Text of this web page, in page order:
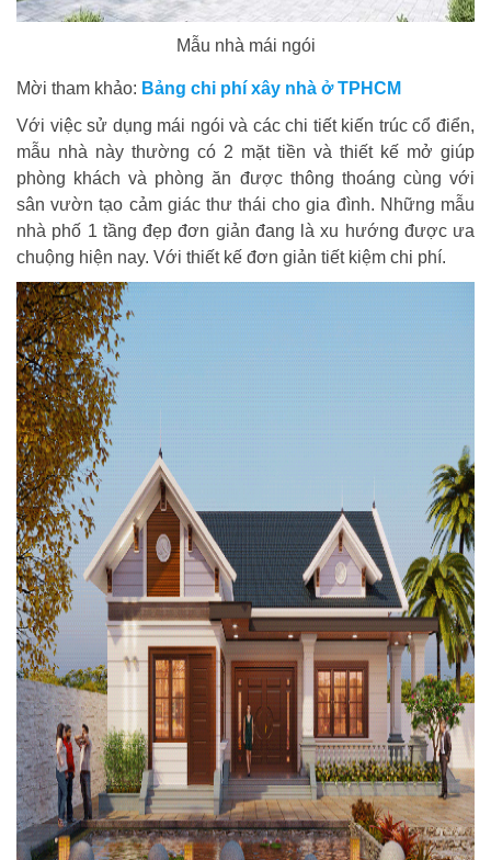
Mẫu nhà mái ngói
Mời tham khảo: Bảng chi phí xây nhà ở TPHCM
Với việc sử dụng mái ngói và các chi tiết kiến trúc cổ điển,
mẫu nhà này thường có 2 mặt tiền và thiết kế mở giúp
phòng khách và phòng ăn được thông thoáng cùng với
sân vườn tạo cảm giác thư thái cho gia đình. Những mẫu
nhà phố 1 tầng đẹp đơn giản đang là xu hướng được ưa
chuộng hiện nay. Với thiết kế đơn giản tiết kiệm chi phí.